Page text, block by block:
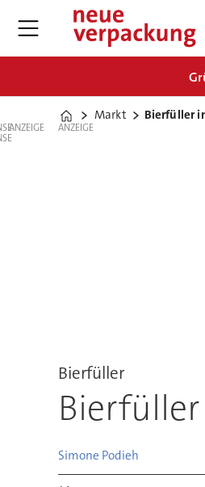
Home
Markt Bierfüller
ANZEIGE ANZEIGE
Bierfüller
Simone Podieh